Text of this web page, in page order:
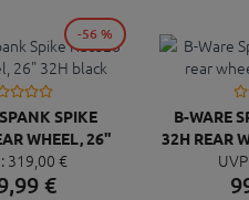
SPIKE
WHEEL, 26"
BLACK
319, 00 €
99 €
-56 %
B-WARE
32H REAR